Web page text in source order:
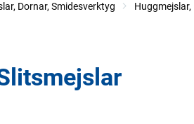
Dornar, Smidesverktyg